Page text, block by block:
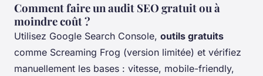
Comment faire un audit SEO gratuit ou à
moindre coût ?
Utilisez Google Search Console, outils gratuits
comme Screaming Frog (version limitée) et vérifiez
manuellement les bases : vitesse, mobile-friendly,